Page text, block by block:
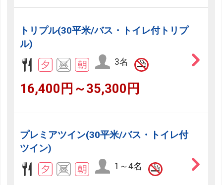
トリプル(30平米/バス・トイレ付トリプ
ル)
3名
16,400円～35,300円
プレミアツイン(30平米/バス・トイレ付
ツイン)
1～4名